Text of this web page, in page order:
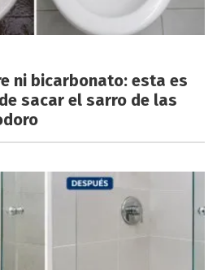
ni bicarbonato: esta es
sacar el sarro de las